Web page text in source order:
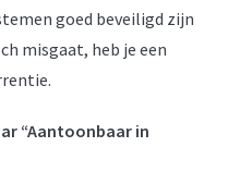
goed beveiligd zijn
misgaat, heb je een
“Aantoonbaar in